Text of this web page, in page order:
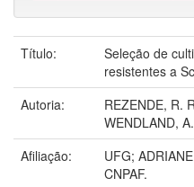
Título:
Seleção de
resistentes a
Autoria:
REZENDE, R.
WENDLAND, A.
Afiliação:
UFG;
CNPAF.